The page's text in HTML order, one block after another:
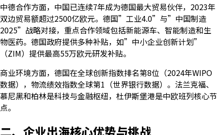
中德合作方面，中国已连续7年成为德国最大贸易伙伴，2023年
双边贸易额超过2500亿欧元。德国”工业4.0”与”中国制造
2025”战略对接，重点合作领域包括新能源车、智能制造和生
物医药。德国政府提供多种补贴，如”中小企业创新计划”
（ZIM）提供最高55万欧元研发补贴。
商业环境方面，德国在全球创新指数排名第8位（2024年WIPO
数据），物流绩效指数全球第1（世界银行数据）。法兰克福、
慕尼黑和柏林是科技与金融枢纽，杜伊斯堡港是中欧班列核心节
点。
二、企业出海核心优势与挑战